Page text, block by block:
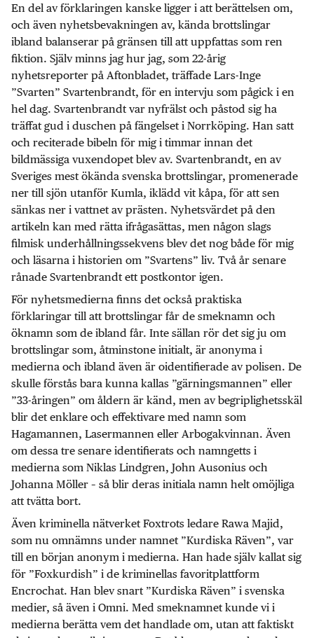
En del av förklaringen kanske ligger i att berättelsen om,
och även nyhetsbevakningen av, kända brottslingar
ibland balanserar på gränsen till att uppfattas som ren
fiktion. Själv minns jag hur jag, som 22-årig
nyhetsreporter på Aftonbladet, träffade Lars-Inge
”Svarten” Svartenbrandt, för en intervju som pågick i en
hel dag. Svartenbrandt var nyfrälst och påstod sig ha
träffat gud i duschen på fängelset i Norrköping. Han satt
och reciterade bibeln för mig i timmar innan det
bildmässiga vuxendopet blev av. Svartenbrandt, en av
Sveriges mest ökända svenska brottslingar, promenerade
ner till sjön utanför Kumla, iklädd vit kåpa, för att sen
sänkas ner i vattnet av prästen. Nyhetsvärdet på den
artikeln kan med rätta ifrågasättas, men någon slags
filmisk underhållningssekvens blev det nog både för mig
och läsarna i historien om ”Svartens” liv. Två år senare
rånade Svartenbrandt ett postkontor igen.
För nyhetsmedierna finns det också praktiska
förklaringar till att brottslingar får de smeknamn och
öknamn som de ibland får. Inte sällan rör det sig ju om
brottslingar som, åtminstone initialt, är anonyma i
medierna och ibland även är oidentifierade av polisen. De
skulle förstås bara kunna kallas ”gärningsmannen” eller
”33-åringen” om åldern är känd, men av begriplighetsskäl
blir det enklare och effektivare med namn som
Hagamannen, Lasermannen eller Arbogakvinnan. Även
om dessa tre senare identifierats och namngetts i
medierna som Niklas Lindgren, John Ausonius och
Johanna Möller – så blir deras initiala namn helt omöjliga
att tvätta bort.
Även kriminella nätverket Foxtrots ledare Rawa Majid,
som nu omnämns under namnet ”Kurdiska Räven”, var
till en början anonym i medierna. Han hade själv kallat sig
för ”Foxkurdish” i de kriminellas favoritplattform
Encrochat. Han blev snart ”Kurdiska Räven” i svenska
medier, så även i Omni. Med smeknamnet kunde vi i
medierna berätta vem det handlade om, utan att faktiskt